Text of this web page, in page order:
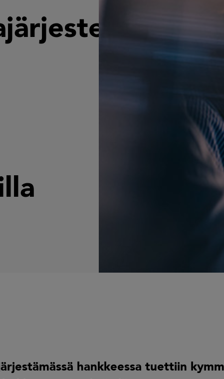
hankkeessa tuettiin